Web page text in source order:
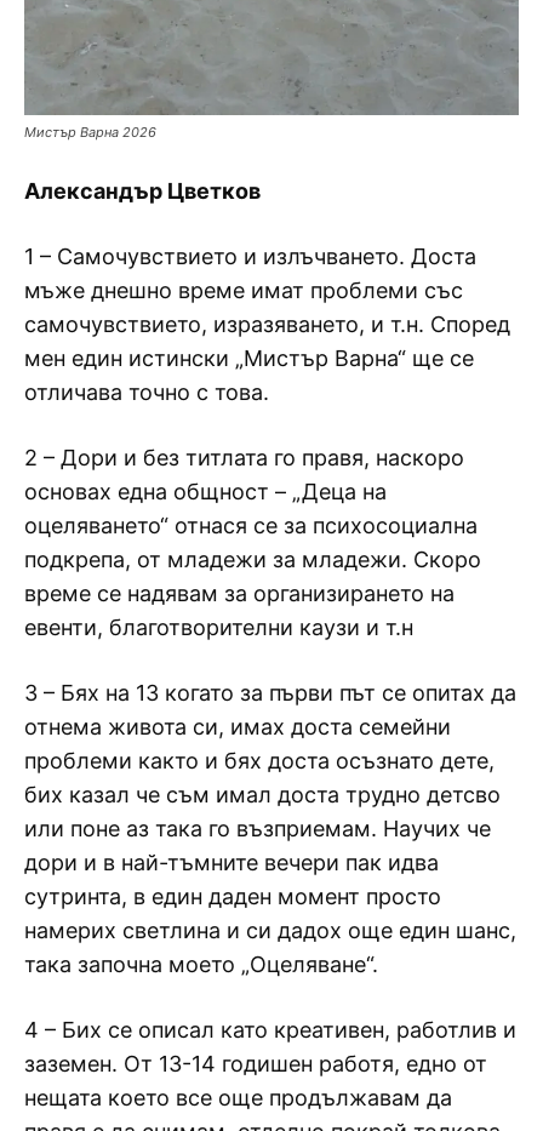
Мистър Варна 2026
Александър Цветков
1 – Самочувствието и излъчването. Доста
мъже днешно време имат проблеми със
самочувствието, изразяването, и т.н. Според
мен един истински „Мистър Варна“ ще се
отличава точно с това.
2 – Дори и без титлата го правя, наскоро
основах една общност – „Деца на
оцеляването“ отнася се за психосоциална
подкрепа, от младежи за младежи. Скоро
време се надявам за организирането на
евенти, благотворителни каузи и т.н
3 – Бях на 13 когато за първи път се опитах да
отнема живота си, имах доста семейни
проблеми както и бях доста осъзнато дете,
бих казал че съм имал доста трудно детсво
или поне аз така го възприемам. Научих че
дори и в най-тъмните вечери пак идва
сутринта, в един даден момент просто
намерих светлина и си дадох още един шанс,
така започна моето „Оцеляване“.
4 – Бих се описал като креативен, работлив и
заземен. От 13-14 годишен работя, едно от
нещата което все още продължавам да